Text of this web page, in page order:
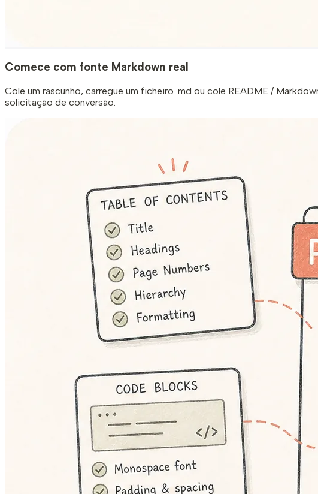
Comece com fonte Markdown real
Cole um rascunho, carregue um ficheiro .md ou cole README /
solicitação de conversão.